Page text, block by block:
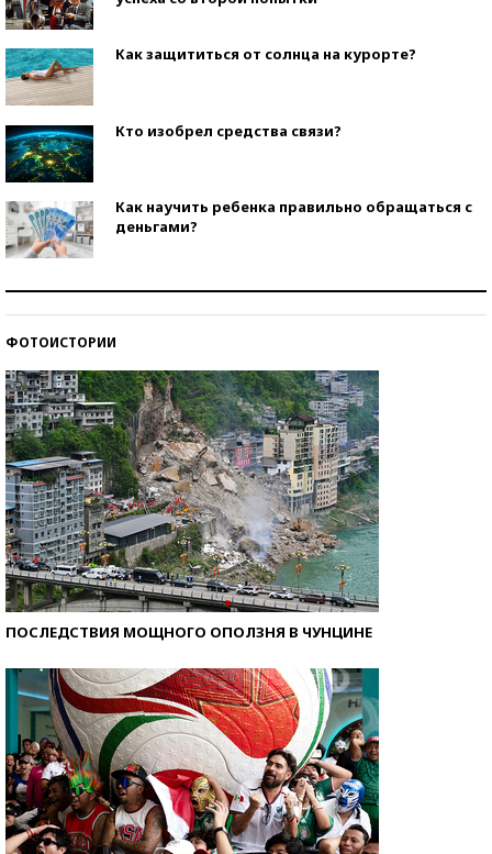
Как защититься от солнца на курорте?
Кто изобрел средства связи?
Как научить ребенка правильно обращаться с
деньгами?
ФОТОИСТОРИИ
ПОСЛЕДСТВИЯ МОЩНОГО ОПОЛЗНЯ В ЧУНЦИНЕ